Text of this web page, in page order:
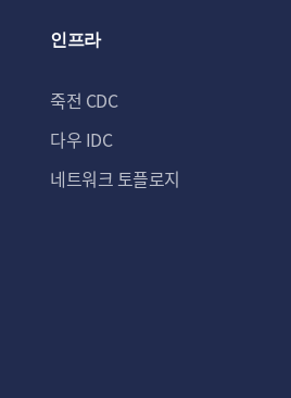
인프라
죽전 CDC
다우 IDC
네트워크 토플로지